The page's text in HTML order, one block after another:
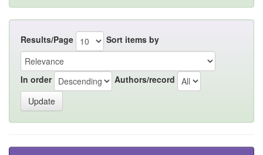
Results/Page Sort items by
In order Authors/record